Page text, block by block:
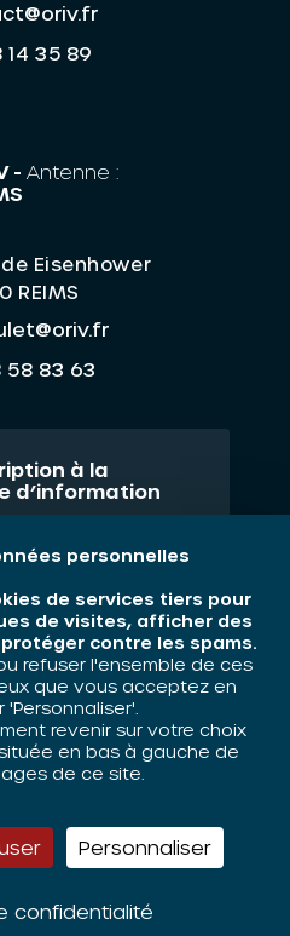
14 35 89
- Antenne :
Eisenhower
REIMS
58 83 63
à la
d’information
nous ?
personnelles
de services tiers pour
de visites, afficher des
contre les spams.
refuser l'ensemble de ces
que vous acceptez en
revenir sur votre choix
en bas à gauche de
de ce site.
Personnaliser
confidentialité